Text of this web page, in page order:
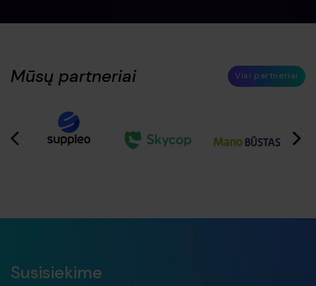
Mūsų partneriai Visi partneriai
Susisiekime